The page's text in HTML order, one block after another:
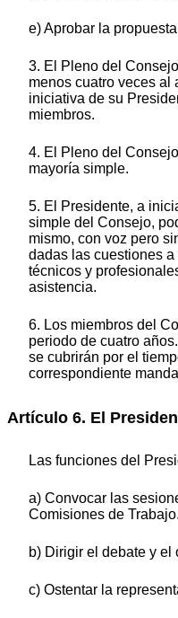
e) Aprobar la
3. El Pleno del
menos cuatro veces al
iniciativa de su
miembros.
4. El Pleno del
mayoría simple.
5. El Presidente, a
simple del Consejo,
mismo, con voz pero
dadas las cuestiones
técnicos y
asistencia.
6. Los miembros del
periodo de cuatro
se cubrirán por el
correspondiente
Artículo 6. El
Las funciones del
a) Convocar las
Comisiones de Trabajo.
b) Dirigir el debate y el
c) Ostentar la